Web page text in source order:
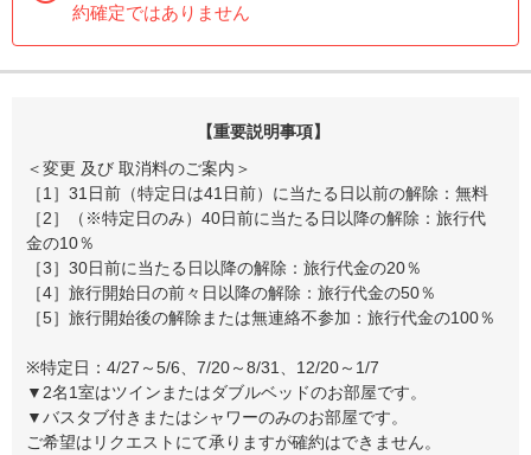
約確定ではありません
【重要説明事項】
＜変更 及び 取消料のご案内＞
［1］31日前（特定日は41日前）に当たる日以前の解除：無料
［2］（※特定日のみ）40日前に当たる日以降の解除：旅行代
金の10％
［3］30日前に当たる日以降の解除：旅行代金の20％
［4］旅行開始日の前々日以降の解除：旅行代金の50％
［5］旅行開始後の解除または無連絡不参加：旅行代金の100％
※特定日：4/27～5/6、7/20～8/31、12/20～1/7
▼2名1室はツインまたはダブルベッドのお部屋です。
▼バスタブ付きまたはシャワーのみのお部屋です。
ご希望はリクエストにて承りますが確約はできません。